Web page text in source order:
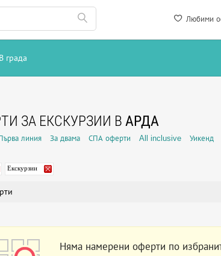
Любими
В града
ЗА ЕКСКУРЗИИ В АРДА
линия За двама СПА оферти All inclusive Уикенд
Екскурзии
Няма намерени оферти по